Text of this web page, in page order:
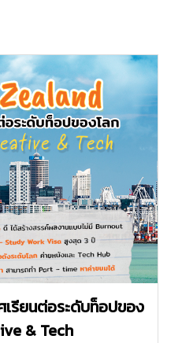
เรียนต่อระดับท็อปของ
& Tech